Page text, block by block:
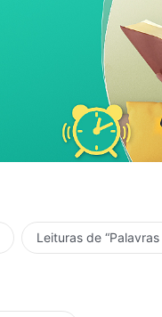
Leituras de